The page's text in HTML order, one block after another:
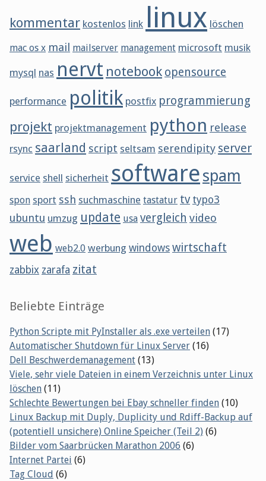
kommentar kostenlos link linux löschen
mac os x mail mailserver management microsoft musik
mysql nas nervt notebook opensource
performance politik postfix programmierung
projekt projektmanagement python release
rsync saarland script seltsam serendipity server
service shell sicherheit softwarespam
spon sport ssh suchmaschine tastatur tv typo3
ubuntu umzug update usa vergleich video
web web2.0 werbung windows wirtschaft
zabbix zarafa zitat
Beliebte Einträge
Python Scripte mit PyInstaller als .exe verteilen (17)
Automatischer Shutdown für Linux Server (16)
Dell Beschwerdemanagement (13)
Viele, sehr viele Dateien in einem Verzeichnis unter Linux
löschen (11)
Schlechte Bewertungen bei Ebay schneller finden (10)
Linux Backup mit Duply, Duplicity und Rdiff-Backup auf
(potentiell unsichere) Online Speicher (Teil 2) (6)
Bilder vom Saarbrücken Marathon 2006 (6)
Internet Partei (6)
Tag Cloud (6)